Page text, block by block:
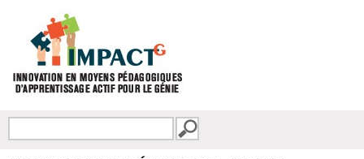
FORMULAIRE DE